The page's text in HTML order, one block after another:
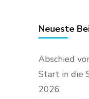
Neueste
Abschied
Start in die
2026